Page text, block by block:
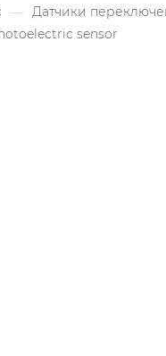
— Датчики
sensor